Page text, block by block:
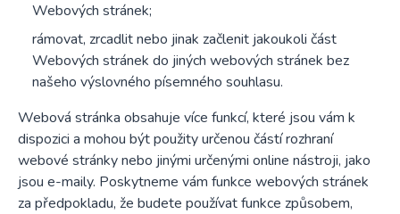
Webových stránek;
rámovat, zrcadlit nebo jinak začlenit jakoukoli část
Webových stránek do jiných webových stránek bez
našeho výslovného písemného souhlasu.
Webová stránka obsahuje více funkcí, které jsou vám k
dispozici a mohou být použity určenou částí rozhraní
webové stránky nebo jinými určenými online nástroji, jako
jsou e-maily. Poskytneme vám funkce webových stránek
za předpokladu, že budete používat funkce způsobem,